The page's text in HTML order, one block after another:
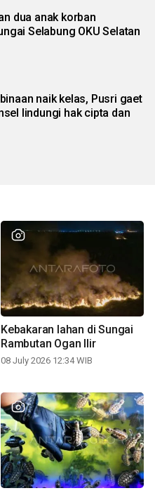
dua anak korban
Selabung OKU Selatan
naik kelas, Pusri gaet
lindungi hak cipta dan
Kebakaran lahan di Sungai
Rambutan Ogan Ilir
08 July 2026 12:34 WIB